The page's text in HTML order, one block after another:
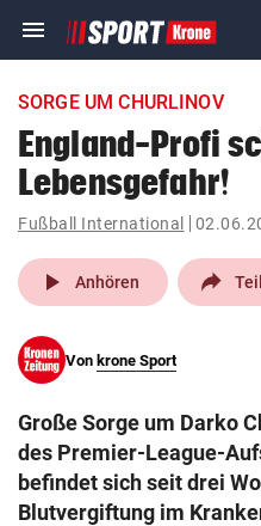
menu Navigation
ein-/ausklappen
account_circle Anmelden
pin_drop
Wien
search
eingeben
SORGE UM CHURLINOV
England-Profi
Lebensgefahr!
Fußball International
play_arrow Anhören
Von krone Sport
Große Sorge um Darko
des Premier-League-
befindet sich seit drei
Blutvergiftung im